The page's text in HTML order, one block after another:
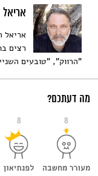
אריאל
רצים
"הרווק", "טובעים
מה דעתכם?
8 8